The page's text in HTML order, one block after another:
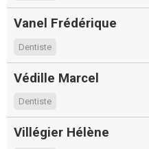
Vanel Frédérique
Dentiste
Védille Marcel
Dentiste
Villégier Hélène